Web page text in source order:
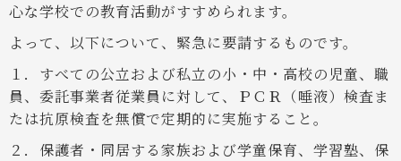
心な学校での教育活動がすすめられます。
よって、以下について、緊急に要請するものです。
１．すべての公立および私立の小・中・高校の児童、職
員、委託事業者従業員に対して、ＰＣＲ（唾液）検査ま
たは抗原検査を無償で定期的に実施すること。
２．保護者・同居する家族および学童保育、学習塾、保